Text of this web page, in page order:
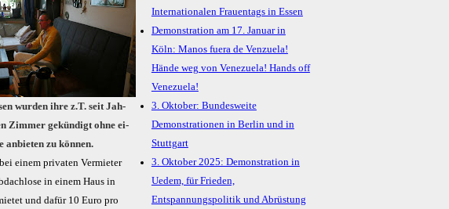
wur­den ih­re z.T. seit Jah­
Zim­mer ge­kün­digt oh­ne ei­
an­bie­ten zu kön­nen.
ei­nem pri­va­ten Ver­mie­ter
in ei­nem Haus in
und da­für 10 Eu­ro pro
Internationalen Frauentags in Essen
Demonstration am 17. Januar in
Köln: Manos fuera de Venzuela!
Hände weg von Venezuela! Hands off
Venezuela!
3. Oktober: Bundesweite
Demonstrationen in Berlin und in
Stuttgart
3. Oktober 2025: Demonstration in
Uedem, für Frieden,
Entspannungspolitik und Abrüstung